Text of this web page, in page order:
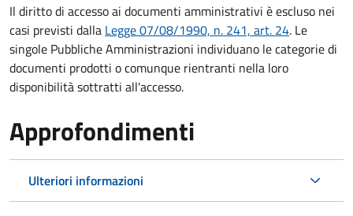
Il diritto di accesso ai documenti amministrativi è escluso nei
casi previsti dalla Legge 07/08/1990, n. 241, art. 24. Le
singole Pubbliche Amministrazioni individuano le categorie di
documenti prodotti o comunque rientranti nella loro
disponibilità sottratti all'accesso.
Approfondimenti
Ulteriori informazioni